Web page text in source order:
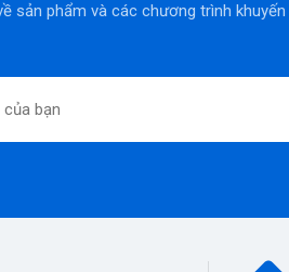
sản phẩm và các chương trình khuyến